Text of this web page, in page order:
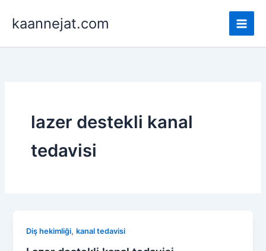
atlakaannejat.com
lazer destekli kanal
tedavisi
Diş hekimliği,kanal tedavisi